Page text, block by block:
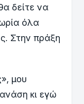
δείτε να
όλα
Στην πράξη
μου
κι εγώ